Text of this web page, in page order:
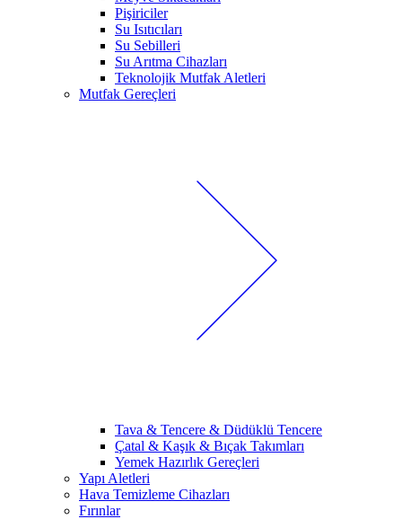
Pişiriciler
Su Isıtıcıları
Su Sebilleri
Su Arıtma Cihazları
Teknolojik Mutfak Aletleri
Mutfak Gereçleri
Tava & Tencere & Düdüklü Tencere
Çatal & Kaşık & Bıçak Takımları
Yemek Hazırlık Gereçleri
Yapı Aletleri
Hava Temizleme Cihazları
Fırınlar